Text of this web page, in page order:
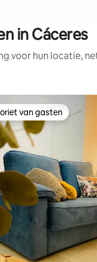
in Cáceres
voor hun locatie,
van 5 uit 5, 116
van gasten
van gasten